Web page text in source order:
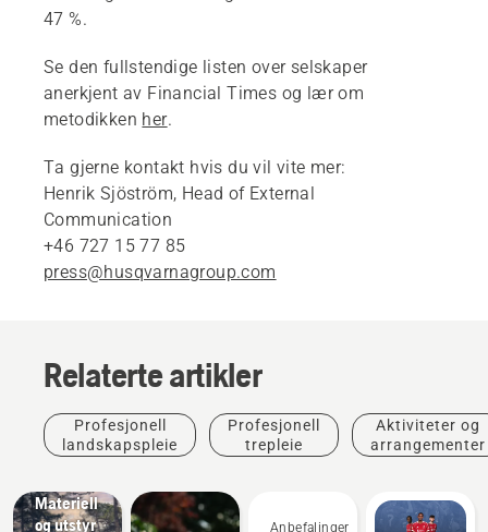
47 %.
Se den fullstendige listen over selskaper
anerkjent av Financial Times og lær om
metodikken her.
Ta gjerne kontakt hvis du vil vite mer:
Henrik Sjöström, Head of External
Communication
+46 727 15 77 85
press@husqvarnagroup.com
Relaterte artikler
Profesjonell
landskapspleie
Profesjonell
trepleie
Aktiviteter og
arrangementer
Materiell
og utstyr
Anbefalinger